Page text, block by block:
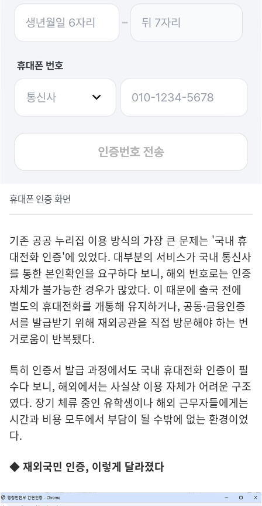
휴대폰 인증 화면
기존 공공 누리집 이용 방식의 가장 큰 문제는 '국내 휴
대전화 인증'에 있었다. 대부분의 서비스가 국내 통신사
를 통한 본인확인을 요구하다 보니, 해외 번호로는 인증
자체가 불가능한 경우가 많았다. 이 때문에 출국 전에
별도의 휴대전화를 개통해 유지하거나, 공동·금융인증
서를 발급받기 위해 재외공관을 직접 방문해야 하는 번
거로움이 반복됐다.
특히 인증서 발급 과정에서도 국내 휴대전화 인증이 필
수다 보니, 해외에서는 사실상 이용 자체가 어려운 구조
였다. 장기 체류 중인 유학생이나 해외 근무자들에게는
시간과 비용 모두에서 부담이 될 수밖에 없는 환경이었
다.
◆ 재외국민 인증, 이렇게 달라졌다